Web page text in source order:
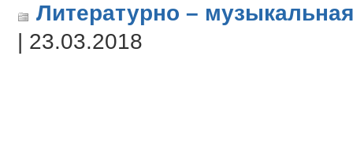
Литературно –
| 23.03.2018